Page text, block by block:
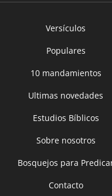
Versículos
Populares
10 mandamientos
Ultimas novedades
Estudios Bíblicos
Sobre nosotros
Bosquejos para
Contacto